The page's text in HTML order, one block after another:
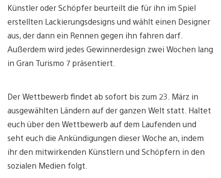
Künstler oder Schöpfer beurteilt die für ihn im Spiel
erstellten Lackierungsdesigns und wählt einen Designer
aus, der dann ein Rennen gegen ihn fahren darf.
Außerdem wird jedes Gewinnerdesign zwei Wochen lang
in Gran Turismo 7 präsentiert.
Der Wettbewerb findet ab sofort bis zum 23. März in
ausgewählten Ländern auf der ganzen Welt statt. Haltet
euch über den Wettbewerb auf dem Laufenden und
seht euch die Ankündigungen dieser Woche an, indem
ihr den mitwirkenden Künstlern und Schöpfern in den
sozialen Medien folgt.